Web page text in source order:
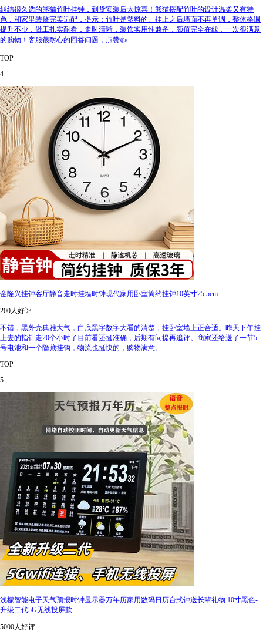
纠结很久选的熊猫竹叶挂钟，到货安装后太惊喜！熊猫搭配竹叶的设计温柔又有特
色，和家里装修完美适配，提示：竹叶是塑料的。挂上之后墙面不再单调，整体格调
提升不少，做工扎实耐看，走时清晰，装饰实用性兼备，颜值完全在线，一次很满意
的购物！客服很耐心的回答问题，点赞👍
TOP
4
金隆兴挂钟客厅静音走时挂墙时钟现代家用卧室简约挂钟10英寸25.5cm
200人好评
不错，黑外壳典雅大气，白底黑字数字大看的清楚，挂卧室墙上正合适。昨天下午挂
上去的指针走20个小时了目前看还挺准确，后期有问提再追评。商家还给送了一节5
号电池和一个隐藏挂钩，物流也挺快的，购物满意。
TOP
5
浅檬智能电子天气预报时钟显示器万年历家用数码日历台式钟送长辈礼物 10寸黑色-
升级二代5G无线投屏款
5000人好评